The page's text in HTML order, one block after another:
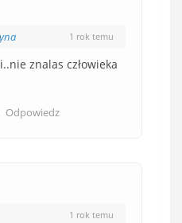
1 rok temu
znalas człowieka
Odpowiedz
1 rok temu